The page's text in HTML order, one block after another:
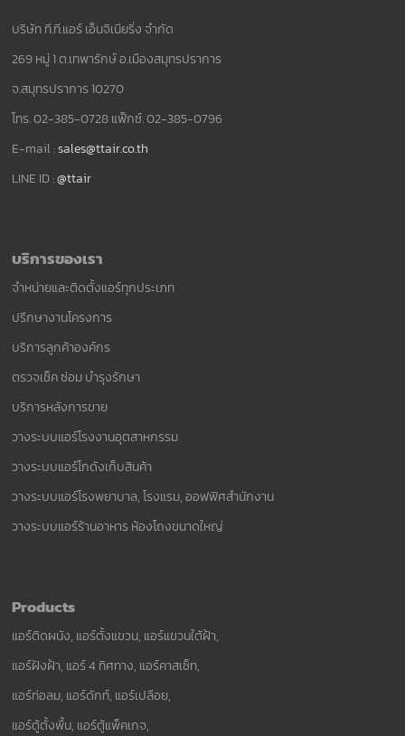
บริษัท ที.ที.แอร์ เอ็นจิเนียริ่ง จำกัด
269 หมู่ 1 ต.เทพารักษ์ อ.เมืองสมุทรปราการ
จ.สมุทรปราการ 10270
โทร. 02-385-0728 แฟ็กซ์. 02-385-0796
E-mail :sales@ttair.co.th
LINE ID :@ttair
บริการของเรา
จำหน่ายและติดตั้งแอร์ทุกประเภท
ปรึกษางานโครงการ
บริการลูกค้าองค์กร
ตรวจเช็ค ซ่อม บำรุงรักษา
บริการหลังการขาย
วางระบบแอร์โรงงานอุตสาหกรรม
วางระบบแอร์โกดังเก็บสินค้า
วางระบบแอร์โรงพยาบาล, โรงแรม, ออฟฟิศสำนักงาน
วางระบบแอร์ร้านอาหาร ห้องโถงขนาดใหญ่
Products
แอร์ติดผนัง, แอร์ตั้งแขวน, แอร์แขวนใต้ฝ้า,
แอร์ฝังฝ้า, แอร์ 4 ทิศทาง, แอร์คาสเซ็ท,
แอร์ท่อลม, แอร์ดักท์, แอร์เปลือย,
แอร์ตู้ตั้งพื้น, แอร์ตู้แพ็คเกจ,